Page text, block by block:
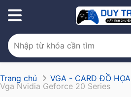
Trang chủ
VGA - CARD ĐỒ HỌA
Vga Nvidia Geforce 20 Series